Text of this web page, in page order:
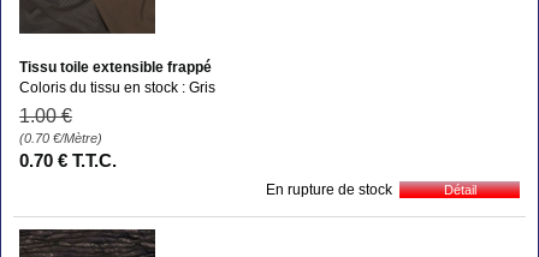
Tissu toile extensible frappé
Coloris du tissu en stock : Gris
1.00 €
(0.70 €/Mètre)
0.70 € T.T.C.
En rupture de stock